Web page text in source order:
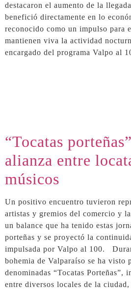
destacaron el aumento de la
benefició directamente en lo
reconocido como un impulso para
mantienen viva la actividad
encargado del programa Valpo al
“Tocatas
alianza entre
músicos
Un positivo encuentro tuvieron
artistas y gremios del comercio y
un balance que ha tenido estas
porteñas y se proyectó la
impulsada por Valpo al 100.
bohemia de Valparaíso se ha visto
denominadas “Tocatas Porteñas”,
entre diversos locales de la